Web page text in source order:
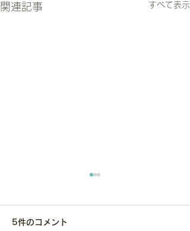
関連記事 すべて表示
5件のコメント